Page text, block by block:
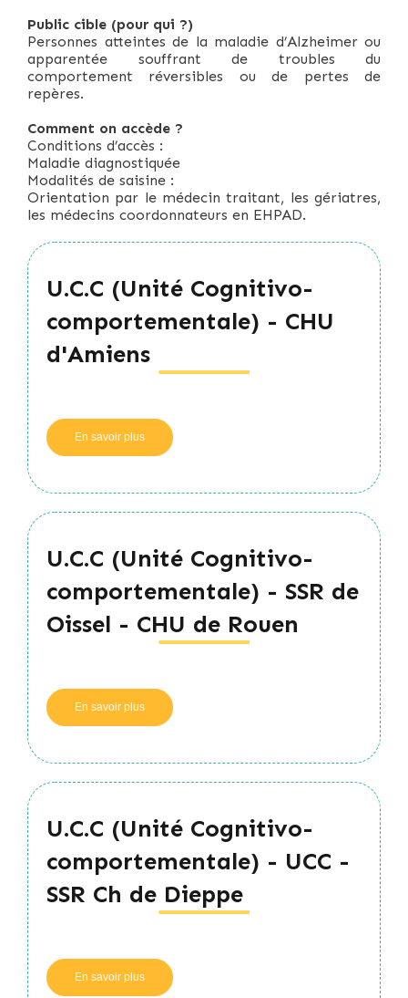
Public cible (pour qui ?)
Personnes atteintes de la maladie d’Alzheimer ou
apparentée souffrant de troubles du
comportement réversibles ou de pertes de
repères.
Comment on accède ?
Conditions d’accès :
Maladie diagnostiquée
Modalités de saisine :
Orientation par le médecin traitant, les gériatres,
les médecins coordonnateurs en EHPAD.
U.C.C (Unité Cognitivo-
comportementale) - CHU
d'Amiens
En savoir plus
U.C.C
d'Amiens
U.C.C (Unité Cognitivo-
comportementale) - SSR de
Oissel - CHU de Rouen
En savoir plus
U.C.C
de
-
de
Rouen
U.C.C (Unité Cognitivo-
comportementale) - UCC -
SSR Ch de Dieppe
En savoir plus
U.C.C